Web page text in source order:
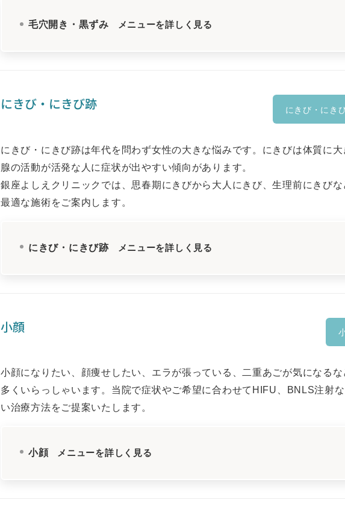
毛穴開き・黒ずみ メニューを詳しく見る
にきび・にきび跡 にきび・にき
にきび・にきび跡は年代を問わず女性の大きな悩みです。にきびは体質に
腺の活動が活発な人に症状が出やすい傾向があります。
銀座よしえクリニックでは、思春期にきびから大人にきび、生理前にきび
最適な施術をご案内します。
にきび・にきび跡 メニューを詳しく見る
小顔
小顔になりたい、顔痩せしたい、エラが張っている、二重あごが気になる
多くいらっしゃいます。当院で症状やご希望に合わせてHIFU、BNLS注射
い治療方法をご提案いたします。
小顔 メニューを詳しく見る